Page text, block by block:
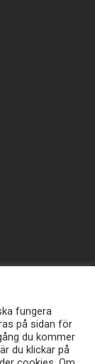
fungera
på sidan för
du kommer
du klickar på